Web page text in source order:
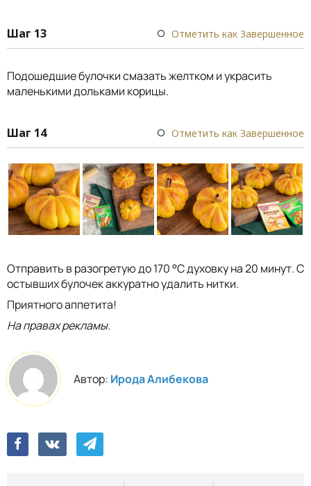
Шаг 13 Отметить как Завершенное
Подошедшие булочки смазать желтком и украсить
маленькими дольками корицы.
Шаг 14 Отметить как Завершенное
Отправить в разогретую до 170 °С духовку на 20 минут. С
остывших булочек аккуратно удалить нитки.
Приятного аппетита!
На правах рекламы.
Автор: Ирода Алибекова